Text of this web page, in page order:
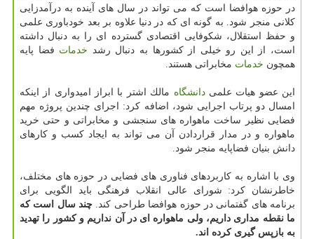
در حوزه هوافضا است كه می تواند در سال های آینده به درآمدزایی
كلانی منجر شود. به گونه ای كه در دنیا علاوه بر بعد خودباوری علمی
و حفظ استقلال، شكوفایی اقتصادی گسترده ای را به دنبال داشته
است، از این رو خیلی از كشورها به دنبال رشد خدمات فضا پایه
همچون خدمات مخابراتی هستند.
این عضو هیات علمیدانشگاه مالك اشتر با ابراز امیدواری از اینكه
امسال دو پرتاب اجرایی شود، اضافه كرد: اجرای چندین پروژه مهم
فضایی نظیر ساخت ماهواره های سنجشی و مخابراتی و حتی خرید
ماهواره و در مدار قراردادن آن می تواند به ایجاد كسب و كارهای
دانش بنیان فضاپایه منجر شود.
وی با اشاره به كاربردهای فناوری های فضایی در حوزه های مختلف،
خاطرنشان كرد: شورای عالی انقلاب فرهنگی باید الگویی برای
برنامه های گفتمانی در حوزه هوافضا طراحی كند. چند سال است كه
ما نقطه مداری داریم، ولی ماهواره ای در آن نداریم و كشور را تهدید
به بازپس گیری كرده اند.